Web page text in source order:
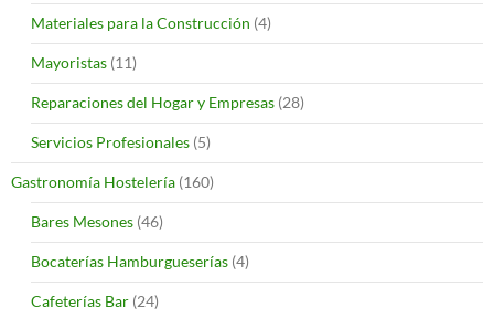
Materiales para la Construcción (4)
Mayoristas (11)
Reparaciones del Hogar y Empresas (28)
Servicios Profesionales (5)
Gastronomía Hostelería (160)
Bares Mesones (46)
Bocaterías Hamburgueserías (4)
Cafeterías Bar (24)